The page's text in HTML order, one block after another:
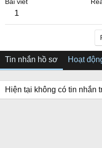
Bài viết
1
Tin nhắn hồ sơ Hoạt
Hiện tại không có tin nhắn